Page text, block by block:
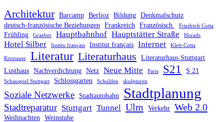
Architektur Barcamp Berlioz Bildung Denkmalschutz
deutsch-französische Beziehungen
Frankreich Französisch. Friedrich Cotta
Frühling Graeber Hauptbahnhof Hauptstätter Straße Horads
Hotel Silber Institu français Institut français Internet Klett-Cotta
Kronauer Literatur Literaturhaus
Literaturhaus Stuttgart
Lusthaus Nachverdichtung Netz Neue Mitte Paris S21 S 21
Schauspiel Stuttgart Schlossgarten Schulden skulpturen
Soziale Netzwerke Stadtautobahn Stadtplanung
Stadtreparatur Stuttgart Tunnel Ulm Verkehr Web 2.0
Weihnachten Weinstube